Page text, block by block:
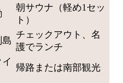
朝サウナ（軽め1セッ
ト）
島
チェックアウト、名
護でランチ
帰路または南部観光